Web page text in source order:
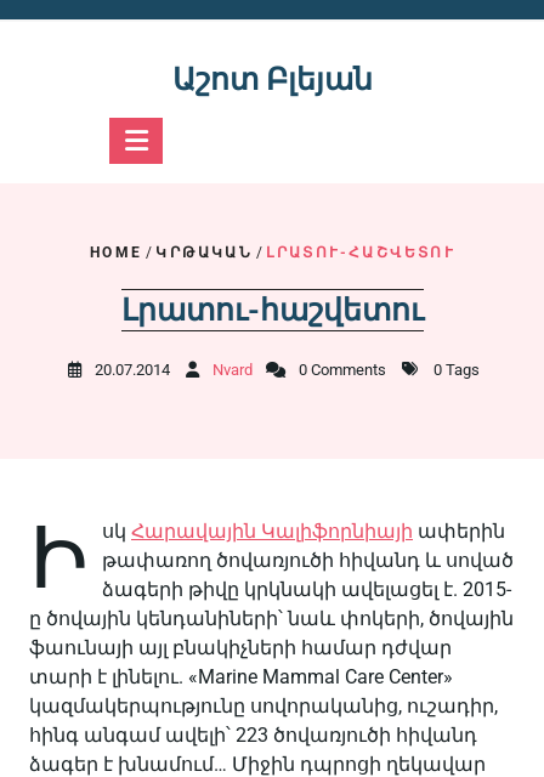
Աշոտ Բլեյան
HOME / ԿՐԹԱԿԱՆ / ԼՐԱՏՈՒ-ՀԱՇՎԵՏՈՒ
Լրատու-հաշվետու
20.07.2014 Nvard 0 Comments 0 Tags
Ի սկ Հարավային Կալիֆորնիայի ափերին
թափառող ծովառյուծի հիվանդ և սոված
ձագերի թիվը կրկնակի ավելացել է. 2015-
ը ծովային կենդանիների՝ նաև փոկերի, ծովային
ֆաունայի այլ բնակիչների համար դժվար
տարի է լինելու. «Marine Mammal Care Center»
կազմակերպությունը սովորականից, ուշադիր,
հինգ անգամ ավելի՝ 223 ծովառյուծի հիվանդ
ձագեր է խնամում… Միջին դպրոցի ղեկավար